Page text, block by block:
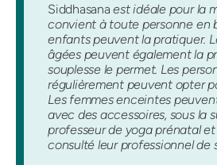
Siddhasana est idéale pour la
convient à toute personne en
enfants peuvent la pratiquer.
âgées peuvent également la
souplesse le permet. Les
régulièrement peuvent opter
Les femmes enceintes
avec des accessoires, sous la
professeur de yoga prénatal
consulté leur professionnel de